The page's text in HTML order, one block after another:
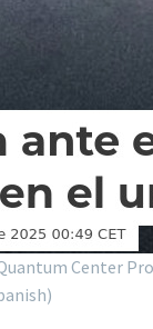
Center